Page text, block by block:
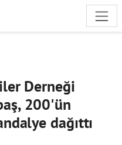
Derneği
200'ün
dağıttı